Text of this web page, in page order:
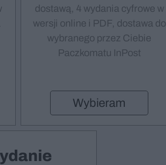
dostawą, 4 wydania cyfrowe w
wersji online i PDF, dostawa do
wybranego przez Ciebie
Paczkomatu InPost
Wybieram